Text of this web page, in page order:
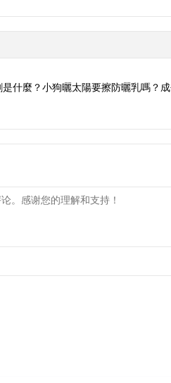
什麼？小狗曬太陽要擦防曬乳嗎？